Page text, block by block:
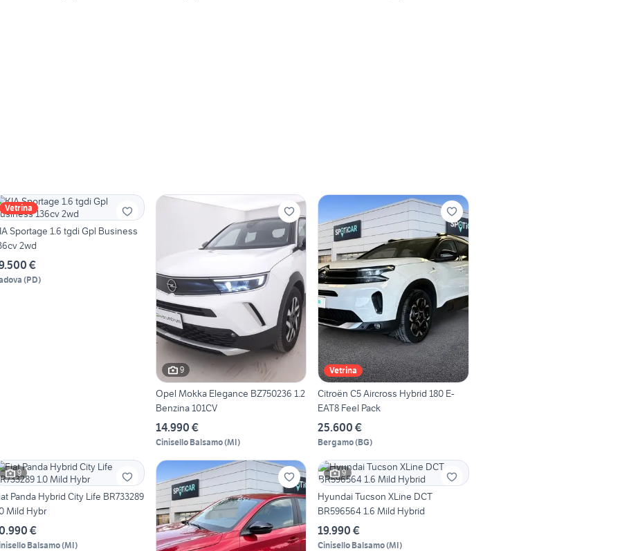
Vetrina
Sportage 1.6 tgdi Gpl Business
2wd
€
(PD)
9
Opel Mokka Elegance BZ750236 1.2
Benzina 101CV
14.990 €
Cinisello Balsamo(MI)
Vetrina
Citroën C5 Aircross Hybrid 180 E-
EAT8 Feel Pack
25.600 €
Bergamo(BG)
9
Panda Hybrid City Life BR733289
Mild Hybr
€
Balsamo(MI)
9
Hyundai Tucson XLine DCT
BR596564 1.6 Mild Hybrid
19.990 €
Cinisello Balsamo(MI)